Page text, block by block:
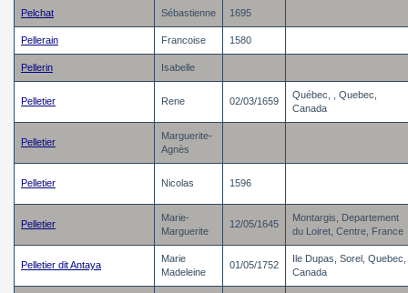
Pelchat Sébastienne 1695
Pellerain Francoise 1580
Pellerin Isabelle
Pelletier Rene 02/03/1659
Québec, , Quebec,
Canada
Pelletier
Marguerite-
Agnès
Pelletier Nicolas 1596
Pelletier
Marie-
Marguerite
12/05/1645
Montargis, Departement
du Loiret, Centre, France
Pelletier dit Antaya
Marie
Madeleine
01/05/1752
Ile Dupas, Sorel, Quebec,
Canada